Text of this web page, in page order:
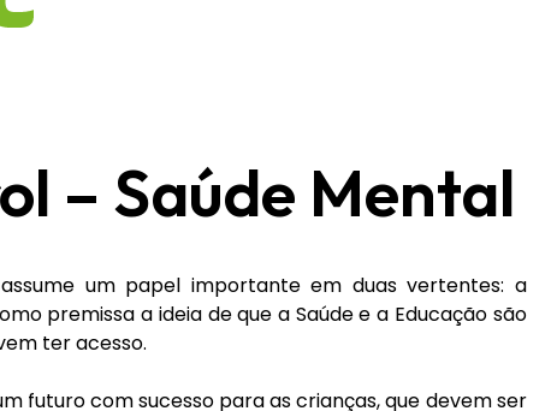
– Saúde Mental
um papel importante em duas vertentes: a
premissa a ideia de que a Saúde e a Educação são
ter acesso.
futuro com sucesso para as crianças, que devem ser